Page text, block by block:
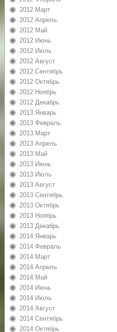
2012 Март
2012 Апрель
2012 Май
2012 Июнь
2012 Июль
2012 Август
2012 Сентябрь
2012 Октябрь
2012 Ноябрь
2012 Декабрь
2013 Январь
2013 Февраль
2013 Март
2013 Апрель
2013 Май
2013 Июнь
2013 Июль
2013 Август
2013 Сентябрь
2013 Октябрь
2013 Ноябрь
2013 Декабрь
2014 Январь
2014 Февраль
2014 Март
2014 Апрель
2014 Май
2014 Июнь
2014 Июль
2014 Август
2014 Сентябрь
2014 Октябрь